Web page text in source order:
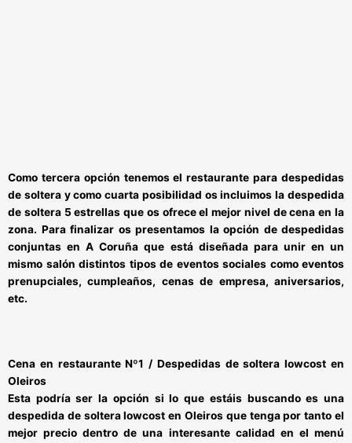
Como tercera opción tenemos elrestaurante para despedidas
de solteray como cuarta posibilidad os incluimos ladespedida
de soltera 5 estrellas que os ofrece elmejor nivel de cena en la
zona. Para finalizar os presentamos la opción de despedidas
conjuntas en A Coruña que está diseñada para unir en un
mismo salón distintos tipos de eventos sociales como eventos
prenupciales, cumpleaños, cenas de empresa, aniversarios,
etc.
Cena en restaurante Nº1 / Despedidas de soltera lowcost en
Oleiros
Esta podría ser la opción si lo que estáis buscando es una
despedida de soltera lowcost en Oleiros que tenga por tanto el
mejor precio dentro de una interesante calidad en el menú